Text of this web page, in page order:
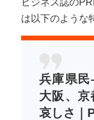
ビジネス誌の
は以下のような
兵庫県
大阪、京
哀しさ｜